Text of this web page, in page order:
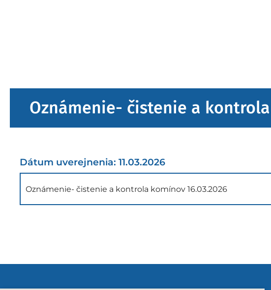
Oznámenie- čistenie a
Dátum uverejnenia: 11.03.2026
Oznámenie- čistenie a kontrola komínov 16.03.2026